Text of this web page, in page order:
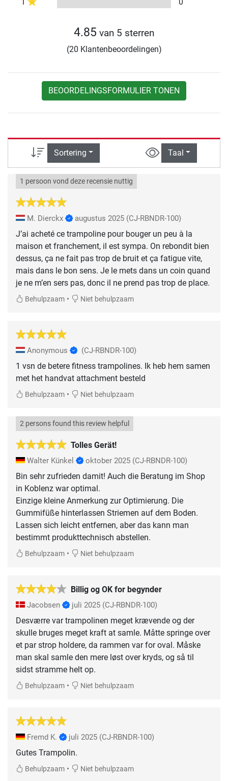
4.85 van 5 sterren
(20 Klantenbeoordelingen)
BEOORDELINGSFORMULIER TONEN
Sortering Taal
1 persoon vond deze recensie nuttig
M. Dierckx augustus 2025 (CJ-RBNDR-100)
J’ai acheté ce trampoline pour bouger un peu à la
maison et franchement, il est sympa. On rebondit bien
dessus, ça ne fait pas trop de bruit et ça fatigue vite,
mais dans le bon sens. Je le mets dans un coin quand
je ne m’en sers pas, donc il ne prend pas trop de place.
Behulpzaam • Niet behulpzaam
Anonymous (CJ-RBNDR-100)
1 vsn de betere fitness trampolines. Ik heb hem samen
met het handvat attachment besteld
Behulpzaam • Niet behulpzaam
Tolles Gerät!
2 persons found this review helpful
Walter Künkel oktober 2025 (CJ-RBNDR-100)
Bin sehr zufrieden damit! Auch die Beratung im Shop
in Koblenz war optimal.
Einzige kleine Anmerkung zur Optimierung. Die
Gummifüße hinterlassen Striemen auf dem Boden.
Lassen sich leicht entfernen, aber das kann man
bestimmt produkttechnisch abstellen.
Behulpzaam • Niet behulpzaam
Billig og OK for begynder
Jacobsen juli 2025 (CJ-RBNDR-100)
Desværre var trampolinen meget krævende og der
skulle bruges meget kraft at samle. Måtte springe over
et par strop holdere, da rammen var for oval. Måske
man skal samle den mere løst over kryds, og så til
sidst stramme helt op.
Behulpzaam • Niet behulpzaam
Fremd K. juli 2025 (CJ-RBNDR-100)
Gutes Trampolin.
Behulpzaam • Niet behulpzaam